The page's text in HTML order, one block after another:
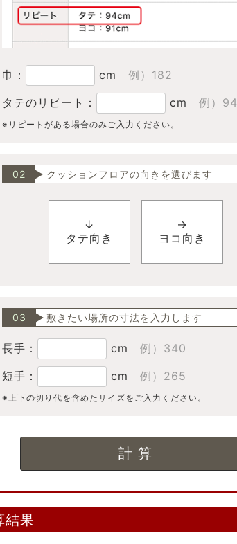
巾： cm 例）182
タテのリピート：
cm 例）94
※リピートがある場合のみご入力ください。
02 クッションフロアの向きを選びます
↓
タテ向き
→
ヨコ向き
03 敷きたい場所の寸法を入力します
長手： cm 例）340
短手：
cm 例）265
※上下の切り代を含めたサイズをご入力ください。
結果